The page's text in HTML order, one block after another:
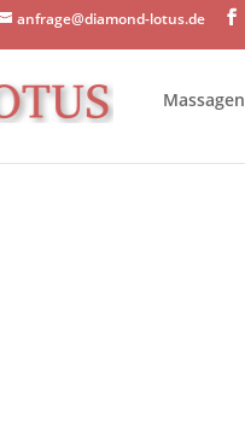
anfrage@diamond-lotus.de
Massagen